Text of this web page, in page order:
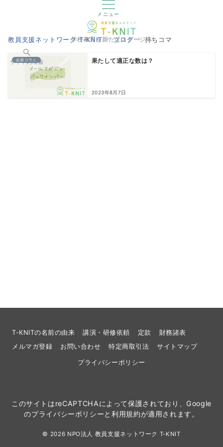
メニュー
学校教育を新たなステージへ
サイト内検索
教員支援ネットワーク T-KNIT ブログ 持ちコマ
会員コラム 果たして適正な数は？
2023年8月7日
T-KNITの名前の由来 講演・研修依頼 定款
財務諸表
メルマガ登録
お問い合わせ 特定商取引法 サイトマップ
プライバシーポリシー
このサイトはreCAPTCHAによって保護されており、Google
のプライバシーポリシーと 利用規約が適用されます。
© 2026 NPO法人 教員支援ネットワーク T-KNIT